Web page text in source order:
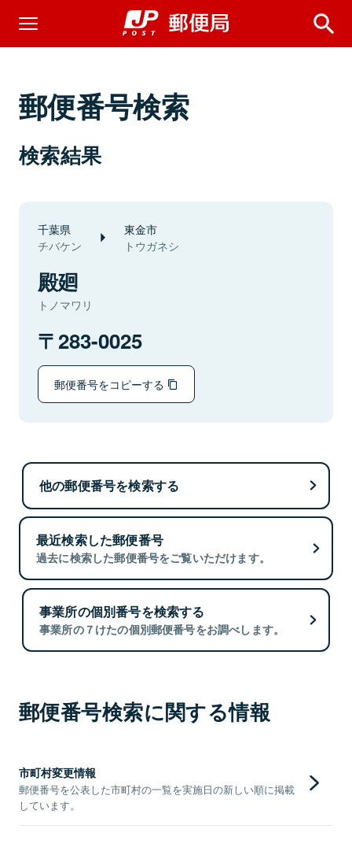
郵便番号検索
検索結果
千葉県
チバケン
東金市
トウガネシ
殿廻
トノマワリ
283-0025
郵便番号をコピーする
他の郵便番号を検索する
最近検索した郵便番号
過去に検索した郵便番号をご覧いただけます。
事業所の個別番号を検索する
事業所の７けたの個別郵便番号をお調べします。
郵便番号検索に関する情報
市町村変更情報
郵便番号を公表した市町村の一覧を実施日の新しい順に掲載
しています。